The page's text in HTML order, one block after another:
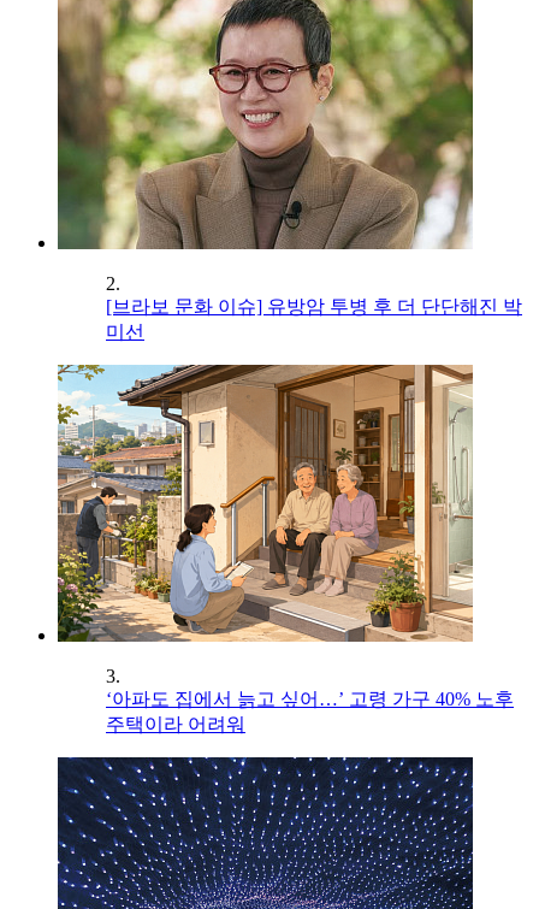
2.
[브라보 문화 이슈] 유방암 투병 후 더 단단해진 박
미선
3.
‘아파도 집에서 늙고 싶어…’ 고령 가구 40% 노후
주택이라 어려워